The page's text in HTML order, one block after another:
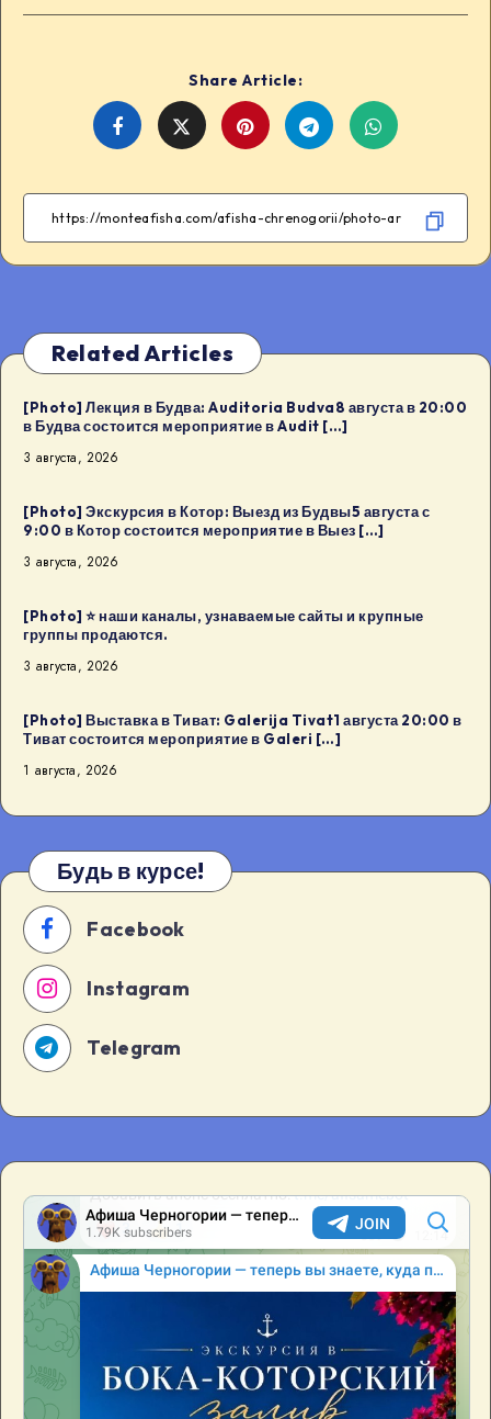
Share Article:
Share
Facebook
Share
Twitter
Share
Telegram
Share
WhatsApp
Related Articles
[Photo] Лекция в Будва: Auditoria Budva8 августа в 20:00
в Будва состоится мероприятие в Audit […]
3 августа, 2026
[Photo] Экскурсия в Котор: Выезд из Будвы5 августа с
9:00 в Котор состоится мероприятие в Выез […]
3 августа, 2026
[Photo] ⭐️ наши каналы, узнаваемые сайты и крупные
группы продаются.
3 августа, 2026
[Photo] Выставка в Тиват: Galerija Tivat1 августа 20:00 в
Тиват состоится мероприятие в Galeri […]
1 августа, 2026
Будь в курсе!
Facebook
Instagram
Telegram